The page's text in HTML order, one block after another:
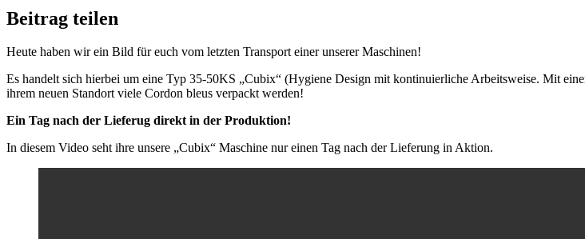
Beitrag teilen
Heute haben wir ein Bild für euch vom letzten Transport einer unserer Maschinen!
⁣Es handelt sich hierbei um eine Typ 35-50KS „Cubix“ (Hygiene Design mit kontinuierliche Arbeitsweise. Mit
ihrem neuen Standort viele Cordon bleus verpackt werden!⁣
Ein Tag nach der Lieferug direkt in der Produktion!⁣⁣
In diesem Video seht ihre unsere „Cubix“ Maschine nur einen Tag nach der Lieferung in Aktion.⁣